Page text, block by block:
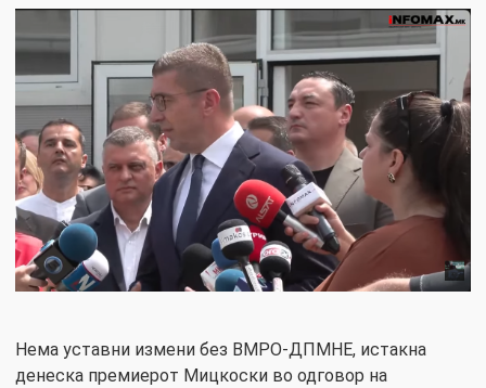
Нема уставни измени без ВМРО-ДПМНЕ, истакна
денеска премиерот Мицкоски во одговор на